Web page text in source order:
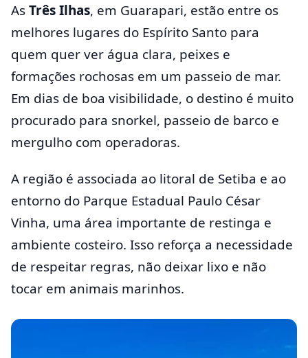
AsTrês Ilhas, em Guarapari, estão entre os
melhores lugares do Espírito Santo para
quem quer ver água clara, peixes e
formações rochosas em um passeio de mar.
Em dias de boa visibilidade, o destino é muito
procurado para snorkel, passeio de barco e
mergulho com operadoras.
A região é associada ao litoral de Setiba e ao
entorno do Parque Estadual Paulo César
Vinha, uma área importante de restinga e
ambiente costeiro. Isso reforça a necessidade
de respeitar regras, não deixar lixo e não
tocar em animais marinhos.